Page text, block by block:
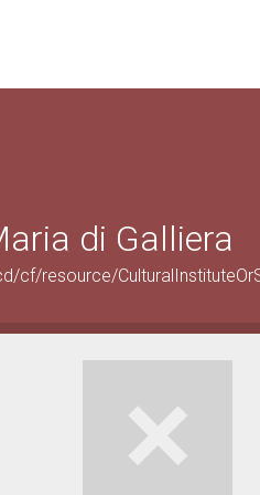
di Galliera
cf/resource/